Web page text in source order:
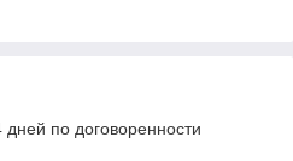
дней по договоренности